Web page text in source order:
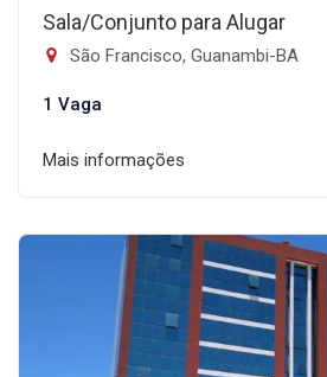
Sala/Conjunto para Alugar
São Francisco, Guanambi-BA
1 Vaga
Mais informações